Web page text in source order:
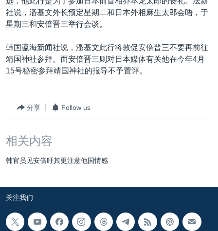
跳
转
检
索
欧洲
美洲
全球议题
科教·文娱·体健
劳工
环境
白宫要闻
美中关系
美国建国250周年
美国之音专访
重要讲话与声明
台海两岸关系
南中国海争端
VOA视频
中文广播
其他语言网站
社说，潘基文外长预定星期二和日本外相麻生太郎会晤，于
星期三和安倍晋三举行会谈。
韩国瀛海新闻社说，潘基文此行将敦促安倍晋三不要再前往
靖国神社参拜。而安倍晋三则对日本媒体有关他在今年4月
15号秘密参拜靖国神社的报导不予置评。
分享 Follow us
相关内容
韩官员见安倍吁其更注意他国情感
关注我们